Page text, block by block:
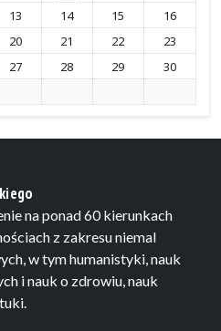
13 14 15
16
20 21 22
23
27 28 29
30
na ponad 60 kierunkach
z zakresu niemal
w tym humanistyki, nauk
i nauk o zdrowiu, nauk